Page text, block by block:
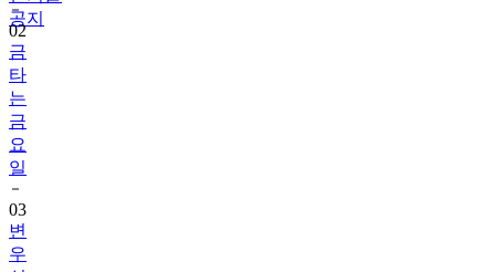
공지
02
금
타
는
금
요
일
03
변
우